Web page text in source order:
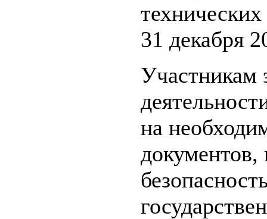
31 декабря
Участникам
на